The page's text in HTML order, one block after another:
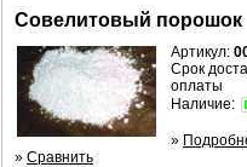
Совелитовый порошок
Артикул:
Срок
оплаты
Наличие:
»
» Сравнить